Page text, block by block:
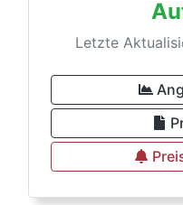
Letzte